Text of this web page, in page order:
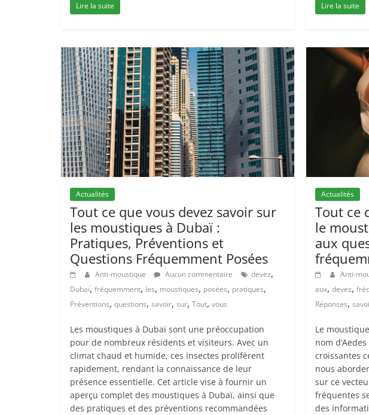
Lire la suite Lire la suite
Actualités
Tout ce que vous devez savoir sur
les moustiques à Dubaï :
Pratiques, Préventions et
Questions Fréquemment Posées
Anti-moustique Aucun commentaire devez,
Dubaï, fréquemment, les, moustiques, posées, pratiques,
Préventions, questions, savoir, sur, Tout, vous
Les moustiques à Dubaï sont une préoccupation
pour de nombreux résidents et visiteurs. Avec un
climat chaud et humide, ces insectes prolifèrent
rapidement, rendant la connaissance de leur
présence essentielle. Cet article vise à fournir un
aperçu complet des moustiques à Dubaï, ainsi que
des pratiques et des préventions recommandées
Actualités
Tout ce
le
aux
Anti-
aux,devez,
Réponses,
Le
nom
croissantes
nous
sur ce
fréquentes
des